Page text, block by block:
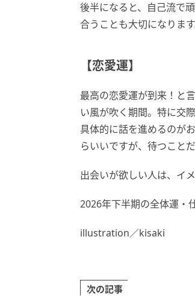
後半になると、自己流で
合うことも大切になります
【恋愛運】
最高の恋愛運が到来！と
い風が吹く期間。特に交
具体的に話を進めるのが
らいいですが、待つこと
出会いが欲しい人は、イ
2026年下半期の全体運・
illustration／kisaki
次の記事